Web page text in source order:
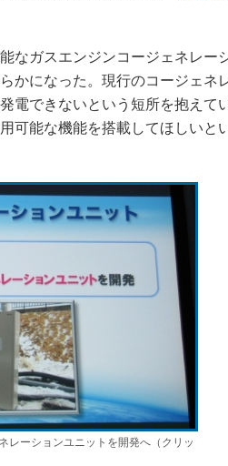
なガスエンジンコージェネレー
かになった。現行のコージェネ
電できないという短所を抱えて
可能な機能を搭載してほしいと
レーションユニットを開発へ（クリッ